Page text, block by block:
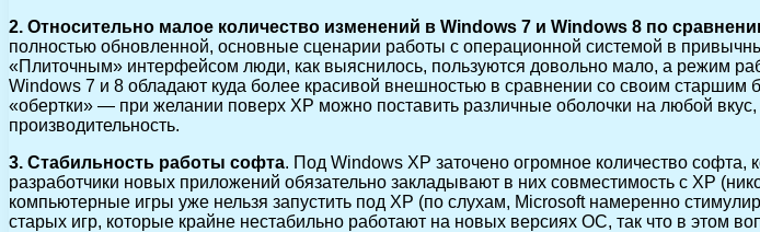
2. Относительно малое количество изменений в Windows 7 и Windows 8 по
полностью обновленной, основные сценарии работы с операционной системой в
«Плиточным» интерфейсом люди, как выяснилось, пользуются довольно мало, а режим
Windows 7 и 8 обладают куда более красивой внешностью в сравнении со своим
«обертки» — при желании поверх XP можно поставить различные оболочки на любой
производительность.
3. Стабильность работы софта. Под Windows XP заточено огромное количество софта,
разработчики новых приложений обязательно закладывают в них совместимость с XP
компьютерные игры уже нельзя запустить под XP (по слухам, Microsoft намеренно
старых игр, которые крайне нестабильно работают на новых версиях ОС, так что в этом